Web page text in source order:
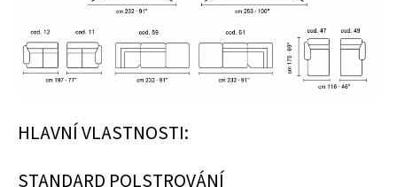
HLAVNÍ VLASTNOSTI:
STANDARD POLSTROVÁNÍ